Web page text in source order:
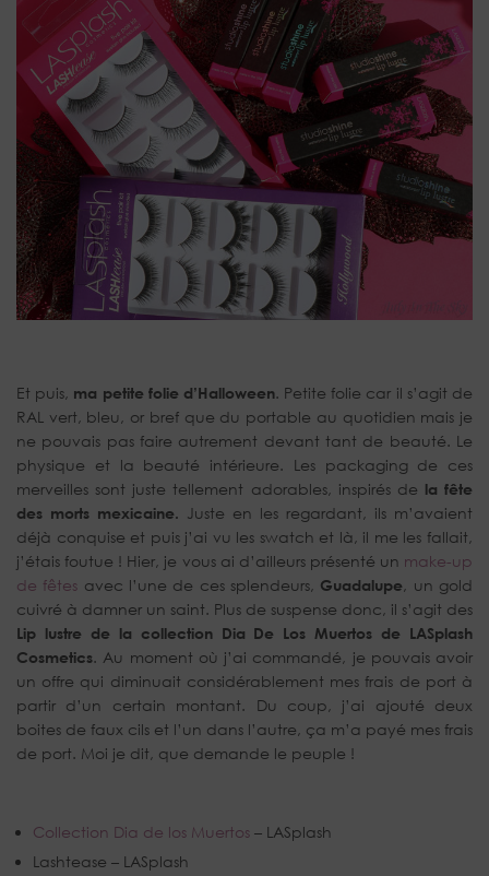
Et puis, ma petite folie d’Halloween. Petite folie car il s’agit de
RAL vert, bleu, or bref que du portable au quotidien mais je
ne pouvais pas faire autrement devant tant de beauté. Le
physique et la beauté intérieure. Les packaging de ces
merveilles sont juste tellement adorables, inspirés de la fête
des morts mexicaine. Juste en les regardant, ils m’avaient
déjà conquise et puis j’ai vu les swatch et là, il me les fallait,
j’étais foutue ! Hier, je vous ai d’ailleurs présenté un make-up
de fêtes avec l’une de ces splendeurs, Guadalupe, un gold
cuivré à damner un saint. Plus de suspense donc, il s’agit des
Lip lustre de la collection Dia De Los Muertos de LASplash
Cosmetics. Au moment où j’ai commandé, je pouvais avoir
un offre qui diminuait considérablement mes frais de port à
partir d’un certain montant. Du coup, j’ai ajouté deux
boites de faux cils et l’un dans l’autre, ça m’a payé mes frais
de port. Moi je dit, que demande le peuple !
Collection Dia de los Muertos – LASplash
Lashtease – LASplash